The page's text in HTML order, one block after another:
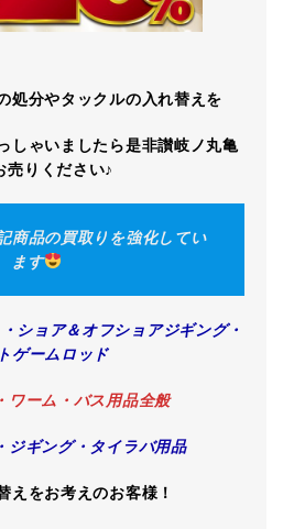
処分やタックルの入れ替えを
しゃいましたら是非讃岐ノ丸亀
売りください♪
商品の買取りを強化してい
ます
ショア＆オフショアジギング・
ゲームロッド
ワーム・バス用品全般
ジギング・タイラバ用品
えをお考えのお客様！